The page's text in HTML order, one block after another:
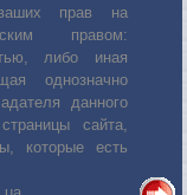
ваших прав на
правом:
либо иная
однозначно
данного
сайта,
которые есть